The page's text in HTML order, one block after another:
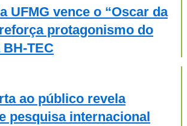
UFMG vence o “Oscar da
protagonismo do
TEC
ao público revela
pesquisa internacional